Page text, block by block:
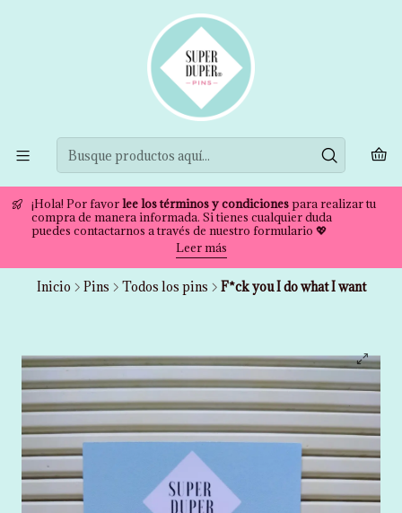
¡Hola! Por favorlee los términos y condicionespara realizar tu
compra de manera informada. Si tienes cualquier duda
puedes contactarnos a través de nuestro formulario 💖
Leer más
Inicio Pins Todos los pins F*ck you I do what I want